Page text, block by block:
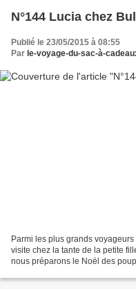
N°144 Lucia chez
Publié le 23/05/2015 à 08:55
Par le-voyage-du-sac-à-
Parmi les plus grands
visite chez la tante de la petite
nous préparons le Noël des